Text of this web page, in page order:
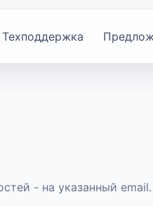
Техподдержка
- на указанный email.